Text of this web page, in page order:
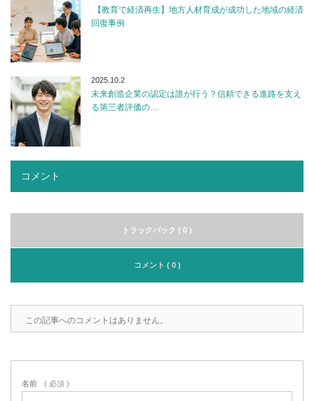
【教育で経済再生】地方人材育成が成功した地域の経済
回復事例
2025.10.2
未来創造企業の認定は誰が行う？信頼できる進路を支え
る第三者評価の…
コメント
トラックバック ( 0 )
コメント ( 0 )
この記事へのコメントはありません。
名前 ( 必須 )